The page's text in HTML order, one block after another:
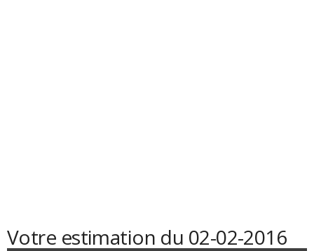
Votre estimation du 02-02-2016